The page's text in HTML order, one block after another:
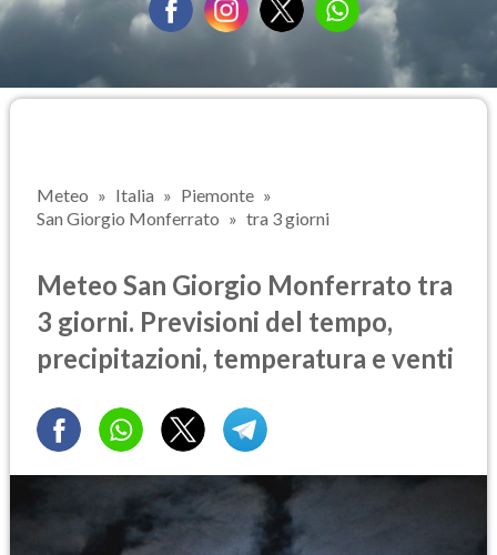
Meteo Italia
Piemonte
San Giorgio Monferrato
tra 3 giorni
Meteo San Giorgio Monferrato tra
3 giorni. Previsioni del tempo,
precipitazioni, temperatura e venti